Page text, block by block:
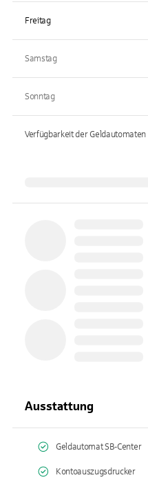
Freitag
Samstag
Sonntag
Verfügbarkeit der Geldautomaten
Ausstattung
Geldautomat SB-Center
Kontoauszugsdrucker